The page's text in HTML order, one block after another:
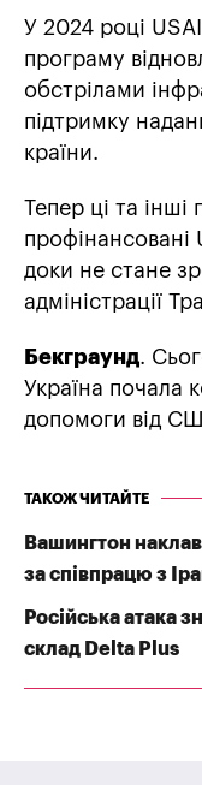
У 2024 році
програму
обстрілами
підтримку
країни.
Тепер ці та інші
профінансовані
доки не стане
адміністрації
Бекграунд.
Україна почала
допомоги від
ТАКОЖ ЧИТАЙТЕ
Вашингтон
за співпрацю з
Російська атака
склад Delta Plus